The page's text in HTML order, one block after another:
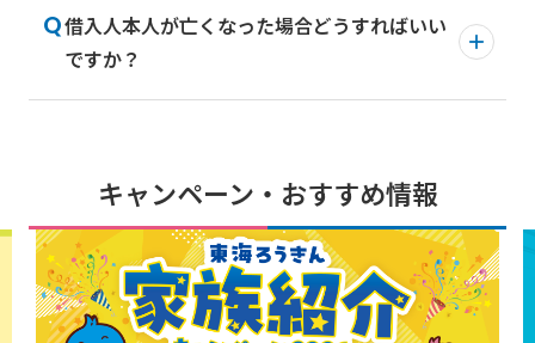
通帳
届出のご印鑑
者の場合、ろうきんダイレクトはご利用いただけませ
ん。
ご返済期間の変更 など
【郵送交付】に代えて【電子交付】となります。Web
お知らせサービスの概要については こちら
をご確認
ください。
速やかに返済用口座に不足額をご入金くださ
い。
なお、約定日(休日の場合は翌営業日)の翌日か
ください。
借入人本人が亡くなった場合どうすればいい
ですか？
た場合のお手続きについては、お取引店にお問
合せください。
店舗検索は
こちら 。
キャンペーン・おすすめ情報